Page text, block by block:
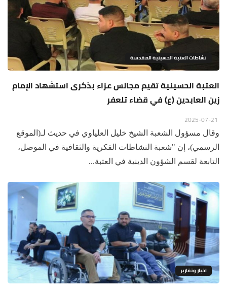
نشاطات العتبة الحسينية المقدسة
العتبة الحسينية تقيم مجالس عزاء بذكرى استشهاد الإمام
زين العابدين (ع) في قضاء تلعفر
وقال مسؤول الشعبة الشيخ خليل العلياوي في حديث لـ(الموقع
الرسمي)، إن "شعبة النشاطات الفكرية والثقافية في الموصل،
التابعة لقسم الشؤون الدينية في العتبة...
اخبار وتقارير